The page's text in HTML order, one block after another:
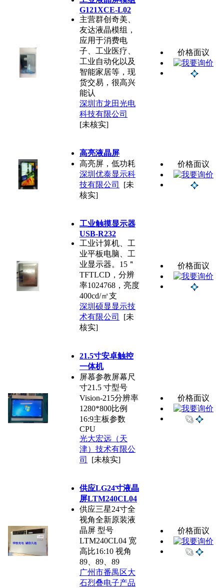
G121XCE-L02
主营群创奇美、
友达液晶模组，
应用于消费电
子、工业医疗、
工业自动化以及
智能家居等，现
货交易，很高兴
能认
深圳市龙田光电
科技有限公司
[未核实]
价格面议
高亮液晶屏
高亮屏，低功耗
深圳优泰显示科
技有限公司
[未
核实]
价格面议
工业触摸显示器
USB-R232
工业计算机、工
业平板电脑、工
业显示器。15＂
TFTLCD，分辨
率1024768，亮度
400cd/㎡支
深圳硕显显示技
术有限公司
[未
核实]
价格面议
21.5寸安卓触控
一体机
屏慕参教屏幕尺
寸21.5 寸型号
Vision-215分辨率
1280*800比例
16:9主板参数
CPU
光大宏远（天
津）技术有限公
司
[未核实]
价格面议
供应LG24寸液晶
屏LTM240CL04
供应三星24寸全
视角全新原装液
晶屏 型号
LTM240CL04 宽
高比16:10 视角
89、89、89
广州市番禺区大
石烈叠电子产品
价格面议